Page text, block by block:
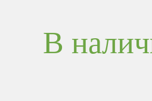
В